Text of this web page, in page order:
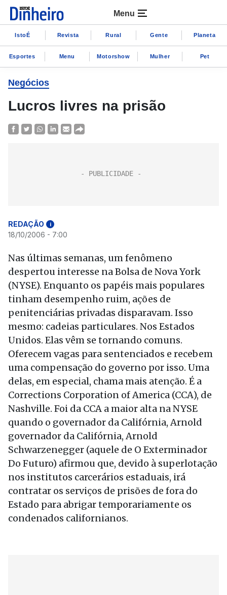
Menu
IstoÉ Revista Rural Gente Planeta
Esportes Menu Motorshow Mulher Pet
Negócios
Lucros livres na prisão
REDAÇÃO i
18/10/2006 - 7:00
Nas últimas semanas, um fenômeno
despertou interesse na Bolsa de Nova York
(NYSE). Enquanto os papéis mais populares
tinham desempenho ruim, ações de
penitenciárias privadas disparavam. Isso
mesmo: cadeias particulares. Nos Estados
Unidos. Elas vêm se tornando comuns.
Oferecem vagas para sentenciados e recebem
uma compensação do governo por isso. Uma
delas, em especial, chama mais atenção. É a
Corrections Corporation of America (CCA), de
Nashville. Foi da CCA a maior alta na NYSE
quando o governador da Califórnia, Arnold
governador da Califórnia, Arnold
Schwarzenegger (aquele de O Exterminador
Do Futuro) afirmou que, devido à superlotação
nos institutos carcerários estaduais, irá
contratar os serviços de prisões de fora do
Estado para abrigar temporariamente os
condenados californianos.